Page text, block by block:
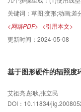
均值坐标（differential
格；(3)对齐各部分变形后
的目标网格，从而生成目
值，即可产生完整的目标对
及将这些成果集成在原型
息；②源动画既可以是3维
后通过从狗、猫、蛇、人体
动画，对该方法进行了验证
关键词： 草图;变形;动画;差
<网络PDF> <引用本文>
更新时间： 2024-05-08
基于图形硬件的辐照度
艾祖亮,彭耿,张立民
DOI：10.11834/